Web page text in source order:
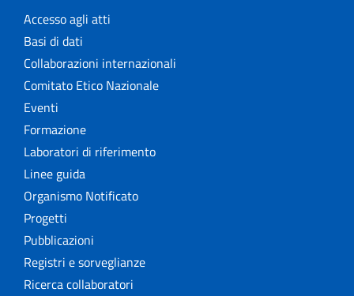
Accesso agli atti
Basi di dati
Collaborazioni internazionali
Comitato Etico Nazionale
Eventi
Formazione
Laboratori di riferimento
Linee guida
Organismo Notificato
Progetti
Pubblicazioni
Registri e sorveglianze
Ricerca collaboratori